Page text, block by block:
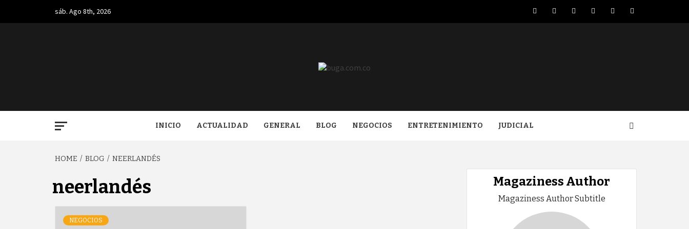
content
sáb. Ago 8th, 2026 FacebookTwitterLinkedIn
VK YouTubeInstagram
BUGA.COM.CO
INICIO ACTUALIDAD GENERAL BLOG NEGOCIOS ENTRETENIMIENTO JUDICIAL
HOME BLOG NEERLANDÉS
neerlandés
NEGOCIOS
Magaziness Author
Magaziness Author Subtitle